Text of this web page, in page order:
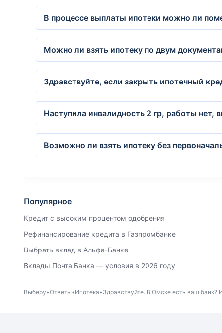
В процессе выплаты ипотеки можно ли
Можно ли взять ипотеку по двум
Здравствуйте, если закрыть ипотечный
Наступила инвалидность 2 гр, работы нет,
Возможно ли взять ипотеку без
Популярное
Кредит с высоким процентом одобрения
Рефинансирование кредита в Газпромбанке
Выбрать вклад в Альфа-Банке
Вклады Почта Банка — условия в 2026 году
Выберу Ответы Ипотека Здравствуйте. В Омске есть ваш банк?